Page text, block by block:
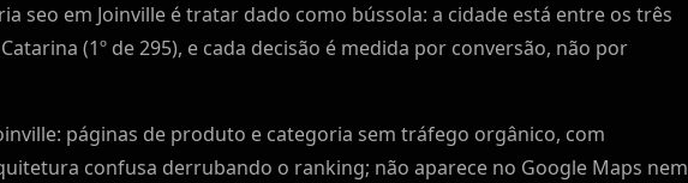
seo em Joinville é tratar dado como bússola: a cidade está entre os três
(1º de 295), e cada decisão é medida por conversão, não por
páginas de produto e categoria sem tráfego orgânico, com
confusa derrubando o ranking; não aparece no Google Maps nem